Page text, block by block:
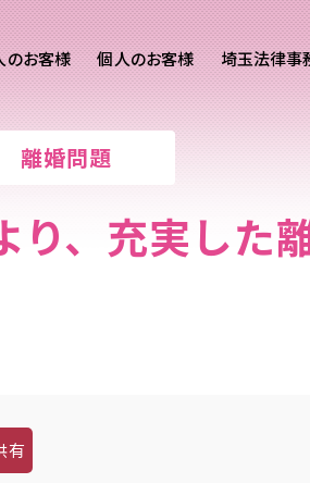
のお客様 個人のお客様
談
刑事事件
埼玉法律事
離婚問題
、充実した
有